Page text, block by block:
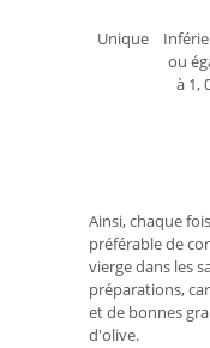
Unique
ou
à 1,
Ainsi, chaque
préférable de
vierge dans les
préparations,
et de bonnes
d'olive.